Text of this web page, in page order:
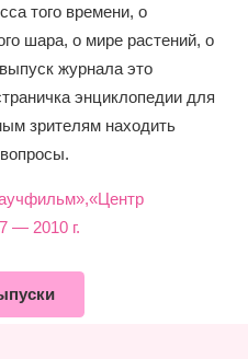
того времени, о
шара, о мире растений, о
журнала это
энциклопедии для
зрителям находить
— 2010 г.